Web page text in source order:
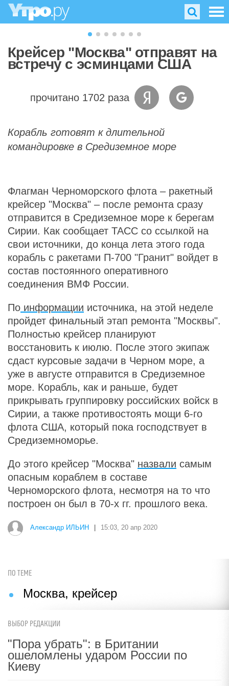
Крейсер "Москва" отправят на
встречу с эсминцами США
прочитано 1702 раза
Корабль готовят к длительной
командировке в Средиземное море
Флагман Черноморского флота – ракетный
крейсер "Москва" – после ремонта сразу
отправится в Средиземное море к берегам
Сирии. Как сообщает ТАСС со ссылкой на
свои источники, до конца лета этого года
корабль с ракетами П-700 "Гранит" войдет в
состав постоянного оперативного
соединения ВМФ России.
По информации источника, на этой неделе
пройдет финальный этап ремонта "Москвы".
Полностью крейсер планируют
восстановить к июлю. После этого экипаж
сдаст курсовые задачи в Черном море, а
уже в августе отправится в Средиземное
море. Корабль, как и раньше, будет
прикрывать группировку российских войск в
Сирии, а также противостоять мощи 6-го
флота США, который пока господствует в
Средиземноморье.
До этого крейсер "Москва" назвали самым
опасным кораблем в составе
Черноморского флота, несмотря на то что
построен он был в 70-х гг. прошлого века.
Александр ИЛЬИН 15:03, 20 апр 2020
ПО ТЕМЕ
Москва, крейсер
ВЫБОР РЕДАКЦИИ
"Пора убрать": в Британии
ошеломлены ударом России по
Киеву